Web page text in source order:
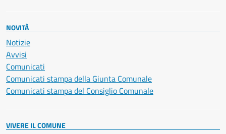
NOVITÀ
Notizie
Avvisi
Comunicati
Comunicati stampa della Giunta Comunale
Comunicati stampa del Consiglio Comunale
VIVERE IL COMUNE